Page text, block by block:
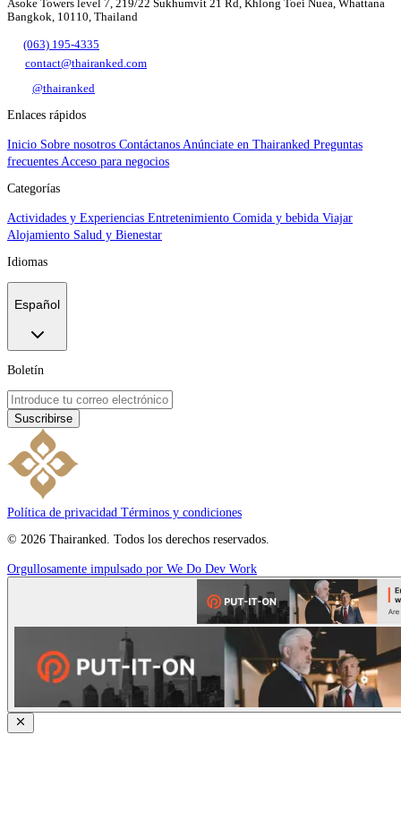
Asoke Towers level 7, 219/22 Sukhumvit 21 Rd, Khlong Toei Nuea, Whattana
Bangkok, 10110, Thailand
(063) 195-4335
contact@thairanked.com
@thairanked
Enlaces rápidos
Inicio Sobre nosotros Contáctanos Anúnciate en Thairanked Preguntas
frecuentes Acceso para negocios
Categorías
Actividades y Experiencias Entretenimiento Comida y bebida Viajar
Alojamiento Salud y Bienestar
Idiomas
Español
Boletín
Suscribirse
Política de privacidad Términos y condiciones
© 2026 Thairanked. Todos los derechos reservados.
Orgullosamente impulsado por We Do Dev Work